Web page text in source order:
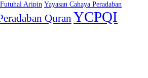
Aripin Yayasan Cahaya Peradaban
Quran YCPQI